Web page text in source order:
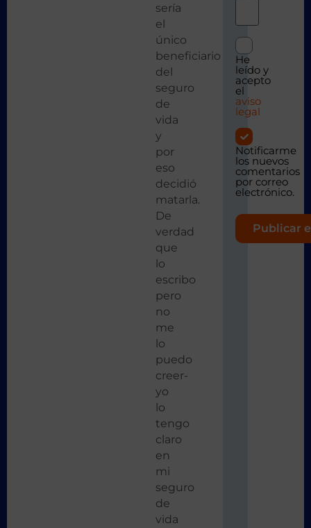
sería
el
único
beneficiario
del
seguro
de
vida
y
por
eso
decidió
matarla.
De
verdad
que
lo
escribo
pero
no
me
lo
puedo
creer-
yo
lo
tengo
claro
en
mi
seguro
de
vida
He
leído y
acepto
el
aviso
legal
Notificarme
los nuevos
comentarios
por correo
electrónico.